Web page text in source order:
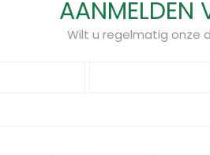
AANMELDEN
Wilt u regelmatig onze